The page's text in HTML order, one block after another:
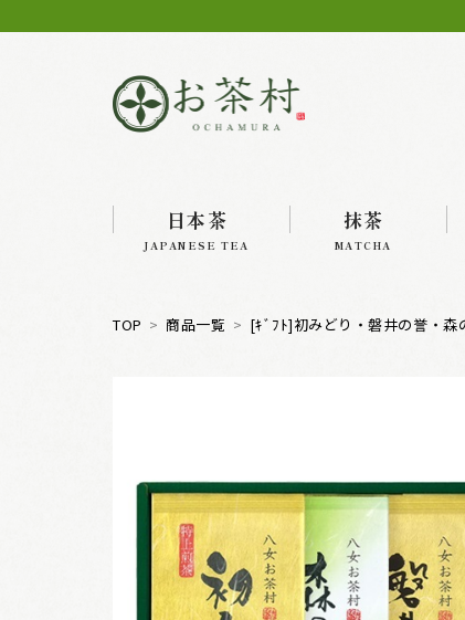
日本茶
JAPANESE TEA
抹茶
MATCHA
TOP 商品一覧 [ｷﾞﾌﾄ]初みどり・磐井の誉・森